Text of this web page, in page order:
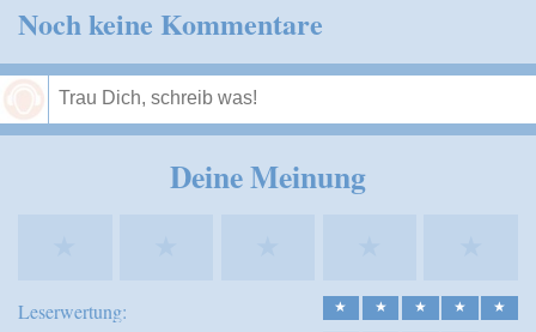
Noch keine Kommentare
Deine Meinung
Leserwertung: ★ ★ ★ ★ ★